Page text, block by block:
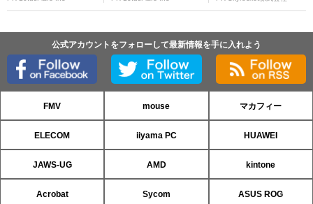
公式アカウントをフォローして最新情報を手に入れよう
FMV mouse マカフィー
ELECOM iiyama PC HUAWEI
JAWS-UG AMD kintone
Acrobat Sycom ASUS ROG